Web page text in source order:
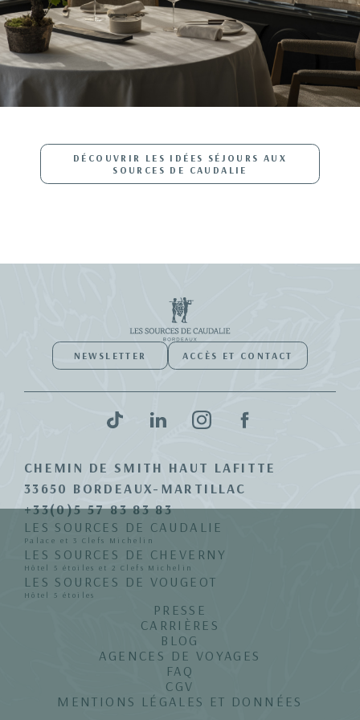
DÉCOUVRIR LES IDÉES SÉJOURS AUX
SOURCES DE CAUDALIE
NEWSLETTER ACCÈS ET CONTACT
CHEMIN DE SMITH HAUT LAFITTE
33650 BORDEAUX-MARTILLAC
+33(0)5 57 83 83 83
LES SOURCES DE CAUDALIE
Palace et 3 Clefs Michelin
LES SOURCES DE CHEVERNY
Hôtel 5 étoiles et 2 Clefs Michelin
LES SOURCES DE VOUGEOT
Hôtel 5 étoiles
PRESSE
CARRIÈRES
BLOG
AGENCES DE VOYAGES
FAQ
CGV
MENTIONS LÉGALES ET DONNÉES